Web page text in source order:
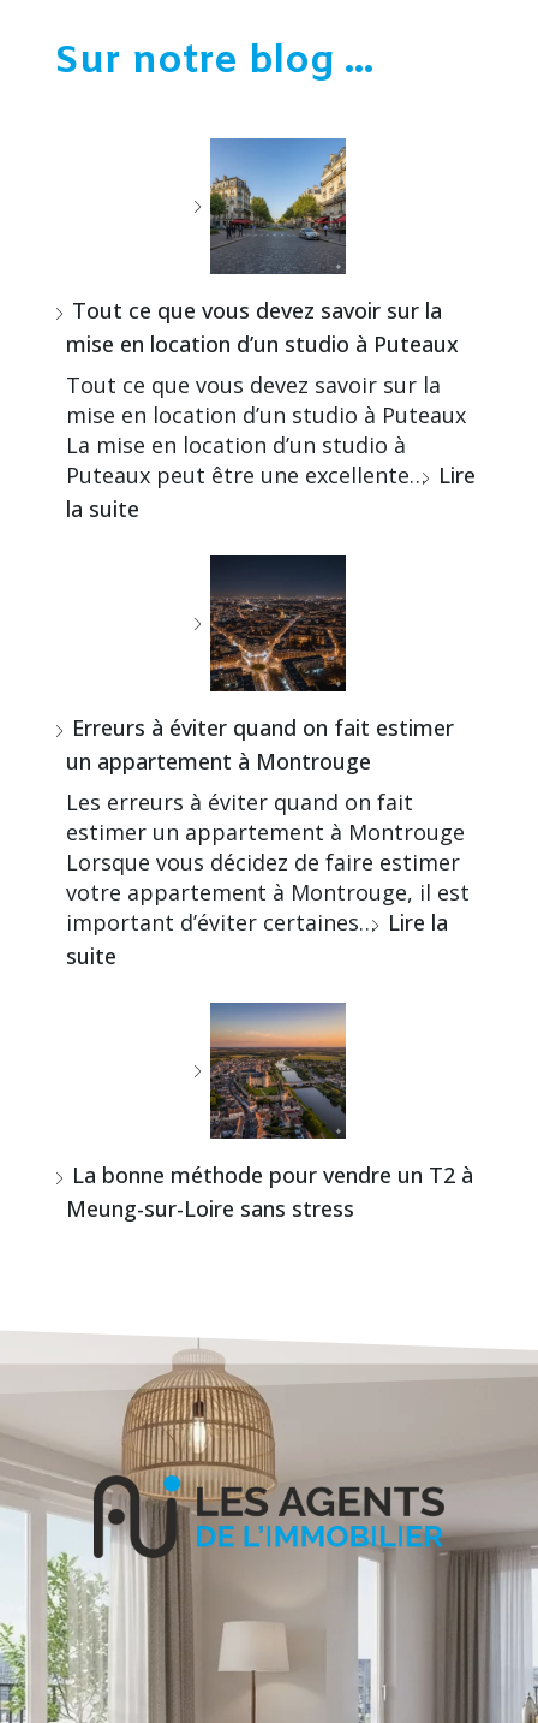
Sur notre blog ...
Tout ce que vous devez savoir sur la
mise en location d’un studio à Puteaux
Tout ce que vous devez savoir sur la
mise en location d’un studio à Puteaux
La mise en location d’un studio à
Puteaux peut être une excellente… Lire
la suite
Erreurs à éviter quand on fait estimer
un appartement à Montrouge
Les erreurs à éviter quand on fait
estimer un appartement à Montrouge
Lorsque vous décidez de faire estimer
votre appartement à Montrouge, il est
important d’éviter certaines… Lire la
suite
La bonne méthode pour vendre un T2 à
Meung-sur-Loire sans stress